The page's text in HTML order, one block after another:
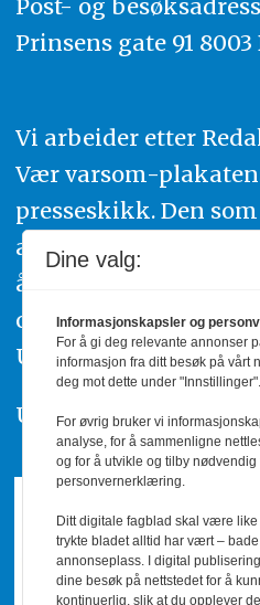
Post- og
Prinsens gate 91 8003
Vi arbeider etter
Vær varsom-
presseskikk. Den
av urettmessig
å ta kontakt med
også klage inn saker
Utvalg,www.pfu.no.
Utgiver: PBL
Dine valg:
Informasjonskapsler og
For å gi deg relevante annonser
informasjon fra ditt besøk på vårt
deg mot dette under "Innstillinger".
For øvrig bruker vi
analyse, for å sammenligne
og for å utvikle og tilby
personvernerklæring.
Ditt digitale fagblad skal være
trykte bladet alltid har vært –
annonseplass. I digital
dine besøk på nettstedet for å
kontinuerlig, slik at du opplever